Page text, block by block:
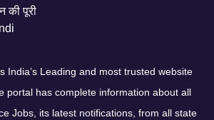
India’s Leading and most trusted website
portal has complete information about all
Jobs, its latest notifications, from all state